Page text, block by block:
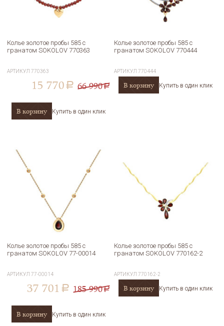
Колье золотое пробы 585 с
гранатом SOKOLOV 770363
АРТИКУЛ770363
15 770 a 66 990a
В корзину Купить в один клик
Колье золотое пробы 585 с
гранатом SOKOLOV 770444
АРТИКУЛ770444
В корзину Купить в один клик
Колье золотое пробы 585 с
гранатом SOKOLOV 77-00014
АРТИКУЛ77-00014
37 701 a 185 990a
В корзину Купить в один клик
Колье золотое пробы 585 с
гранатом SOKOLOV 770162-2
АРТИКУЛ770162-2
В корзину Купить в один клик